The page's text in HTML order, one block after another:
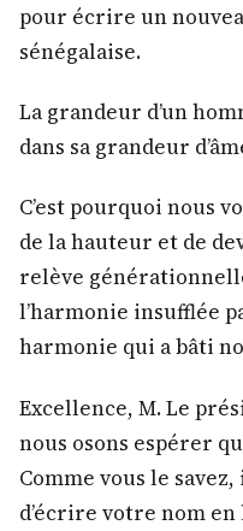
pour écrire un
sénégalaise.
La grandeur d’un
dans sa grandeur
C’est pourquoi nous
de la hauteur et de
relève
l’harmonie insufflée
harmonie qui a bâti
Excellence, M. Le
nous osons espérer
Comme vous le
d’écrire votre nom